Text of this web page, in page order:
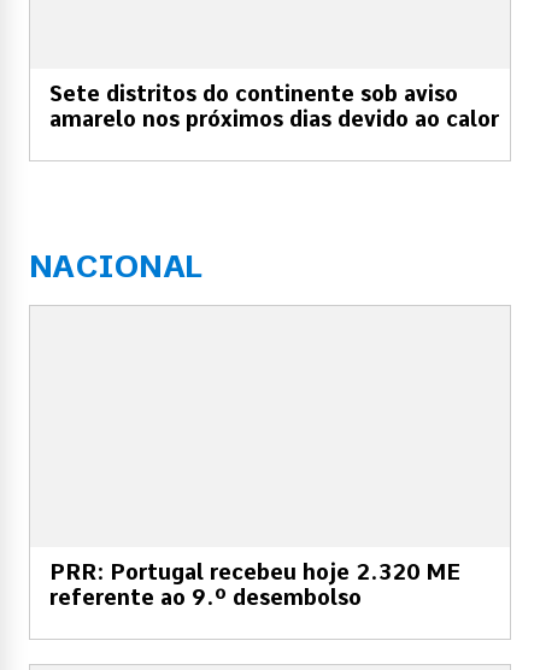
Sete distritos do continente sob aviso
amarelo nos próximos dias devido ao calor
NACIONAL
PRR: Portugal recebeu hoje 2.320 ME
referente ao 9.º desembolso